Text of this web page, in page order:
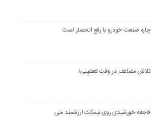
چاره صنعت خودرو با رفع انحصار است
تلاش مضاعف در وقت تعطیلی!
فاجعه خورشیدی روی نیمکت ارزشمند ملی